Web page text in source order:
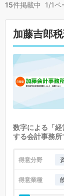
15件掲載中 1/1ペ
加藤吉郎
数字による「
する会計事務所
得意分野
得意業種